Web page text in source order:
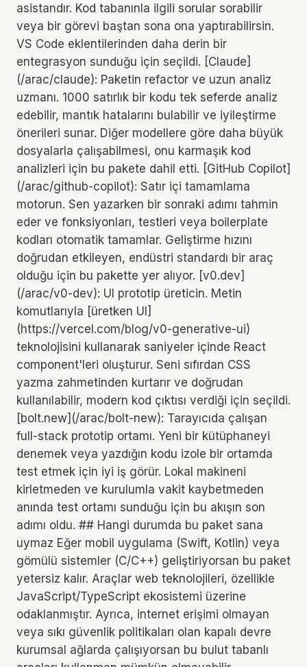
asistandır. Kod tabanınla ilgili sorular sorabilir
veya bir görevi baştan sona ona yaptırabilirsin.
VS Code eklentilerinden daha derin bir
entegrasyon sunduğu için seçildi. [Claude]
(/arac/claude): Paketin refactor ve uzun analiz
uzmanı. 1000 satırlık bir kodu tek seferde analiz
edebilir, mantık hatalarını bulabilir ve iyileştirme
önerileri sunar. Diğer modellere göre daha büyük
dosyalarla çalışabilmesi, onu karmaşık kod
analizleri için bu pakete dahil etti. [GitHub Copilot]
(/arac/github-copilot): Satır içi tamamlama
motorun. Sen yazarken bir sonraki adımı tahmin
eder ve fonksiyonları, testleri veya boilerplate
kodları otomatik tamamlar. Geliştirme hızını
doğrudan etkileyen, endüstri standardı bir araç
olduğu için bu pakette yer alıyor. [v0.dev]
(/arac/v0-dev): UI prototip üreticin. Metin
komutlarıyla [üretken UI]
(https://vercel.com/blog/v0-generative-ui)
teknolojisini kullanarak saniyeler içinde React
component'leri oluşturur. Seni sıfırdan CSS
yazma zahmetinden kurtarır ve doğrudan
kullanılabilir, modern kod çıktısı verdiği için seçildi.
[bolt.new](/arac/bolt-new): Tarayıcıda çalışan
full-stack prototip ortamı. Yeni bir kütüphaneyi
denemek veya yazdığın kodu izole bir ortamda
test etmek için iyi iş görür. Lokal makineni
kirletmeden ve kurulumla vakit kaybetmeden
anında test ortamı sunduğu için bu akışın son
adımı oldu. ## Hangi durumda bu paket sana
uymaz Eğer mobil uygulama (Swift, Kotlin) veya
gömülü sistemler (C/C++) geliştiriyorsan bu paket
yetersiz kalır. Araçlar web teknolojileri, özellikle
JavaScript/TypeScript ekosistemi üzerine
odaklanmıştır. Ayrıca, internet erişimi olmayan
veya sıkı güvenlik politikaları olan kapalı devre
kurumsal ağlarda çalışıyorsan bu bulut tabanlı